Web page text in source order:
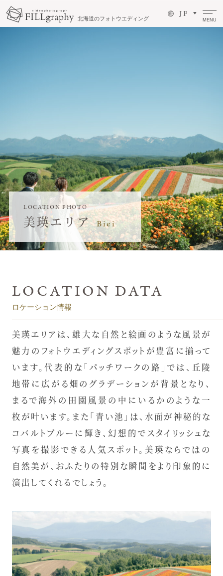
北海道のフォトウエディング
J P
MENU
LOCATION PHOTO
美瑛エリア
ロケーション情報
美瑛エリアは、雄大な自然と絵画のような風景が
魅力のフォトウエディングスポットが豊富に揃って
います。代表的な「パッチワークの路」では、丘陵
地帯に広がる畑のグラデーションが背景となり、
まるで海外の田園風景の中にいるかのような一
枚が叶います。また「青い池」は、水面が神秘的な
コバルトブルーに輝き、幻想的でスタイリッシュな
写真を撮影できる人気スポット。美瑛ならではの
自然美が、おふたりの特別な瞬間をより印象的に
演出してくれるでしょう。